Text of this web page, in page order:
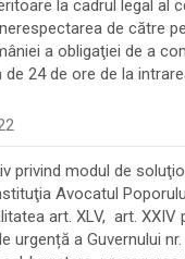
la cadrul legal al
de către
a obligaţiei de a
24 de ore de la
privind modul de
Avocatul
art. XLV, art. XXIV
urgență a Guvernului